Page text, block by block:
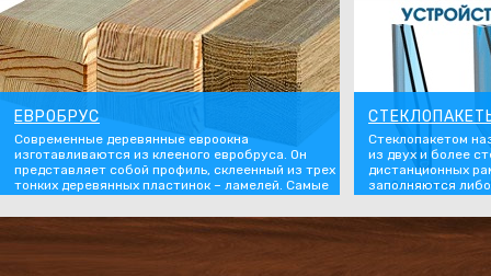
ЕВРОБРУС
Современные деревянные евроокна
изготавливаются из клееного евробруса. Он
представляет собой профиль, склеенный из трех
тонких деревянных пластинок – ламелей. Самые
78Х81 мм. При раскрое древесины на ламели для
высшего сорта оконного евробруса угол между
плоскостью распила и годичными кольцами
Стеклопакетом
из двух и более
дистанционных
заполняются
появилось в
использовались